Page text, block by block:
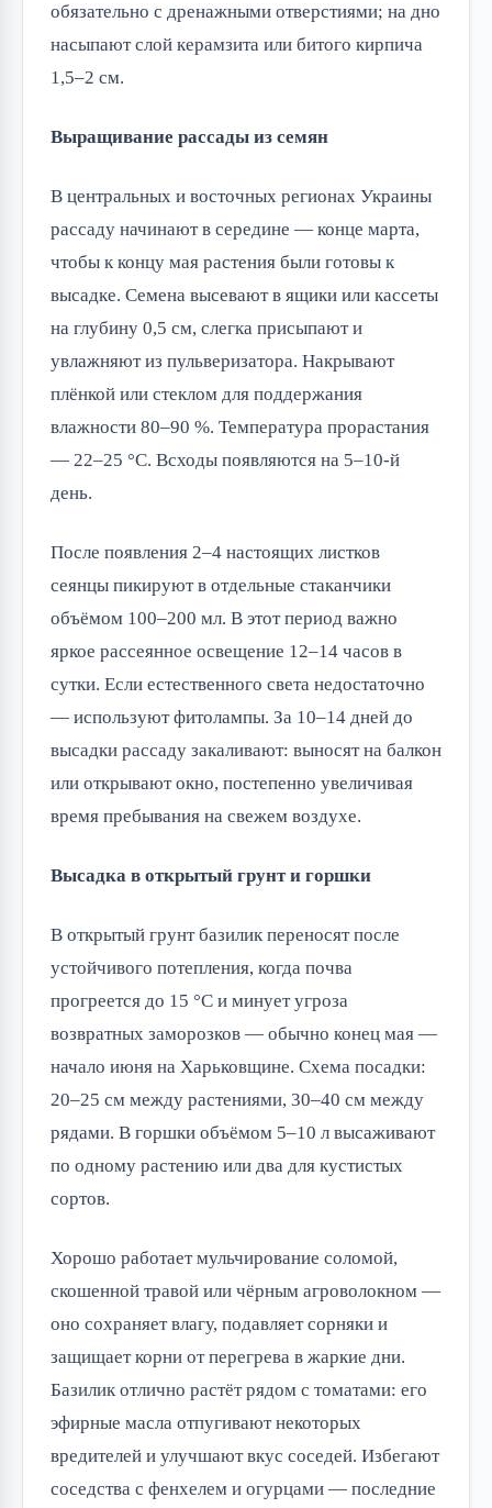
обязательно с дренажными отверстиями; на дно
насыпают слой керамзита или битого кирпича
1,5–2 см.
Выращивание рассады из семян
В центральных и восточных регионах Украины
рассаду начинают в середине — конце марта,
чтобы к концу мая растения были готовы к
высадке. Семена высевают в ящики или кассеты
на глубину 0,5 см, слегка присыпают и
увлажняют из пульверизатора. Накрывают
плёнкой или стеклом для поддержания
влажности 80–90 %. Температура прорастания
— 22–25 °C. Всходы появляются на 5–10-й
день.
После появления 2–4 настоящих листков
сеянцы пикируют в отдельные стаканчики
объёмом 100–200 мл. В этот период важно
яркое рассеянное освещение 12–14 часов в
сутки. Если естественного света недостаточно
— используют фитолампы. За 10–14 дней до
высадки рассаду закаливают: выносят на балкон
или открывают окно, постепенно увеличивая
время пребывания на свежем воздухе.
Высадка в открытый грунт и горшки
В открытый грунт базилик переносят после
устойчивого потепления, когда почва
прогреется до 15 °C и минует угроза
возвратных заморозков — обычно конец мая —
начало июня на Харьковщине. Схема посадки:
20–25 см между растениями, 30–40 см между
рядами. В горшки объёмом 5–10 л высаживают
по одному растению или два для кустистых
сортов.
Хорошо работает мульчирование соломой,
скошенной травой или чёрным агроволокном —
оно сохраняет влагу, подавляет сорняки и
защищает корни от перегрева в жаркие дни.
Базилик отлично растёт рядом с томатами: его
эфирные масла отпугивают некоторых
вредителей и улучшают вкус соседей. Избегают
соседства с фенхелем и огурцами — последние